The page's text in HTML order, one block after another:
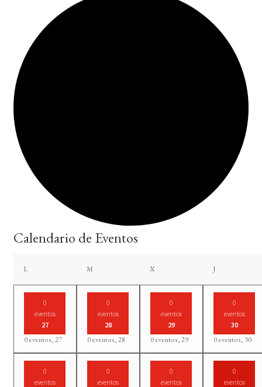
Calendario de Eventos
Llunes Mmartes Xmiércoles Jjueves
0
eventos
27
0 eventos,27
0
eventos
28
0 eventos,28
0
eventos
29
0 eventos,29
0
eventos
30
0 eventos, 30
0
eventos
0
eventos
0
eventos
0
eventos